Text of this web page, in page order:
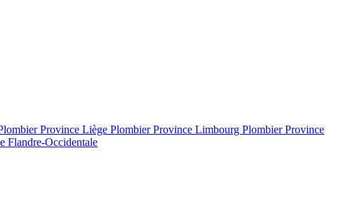
Province Liège Plombier Province Limbourg Plombier Province
Flandre-Occidentale